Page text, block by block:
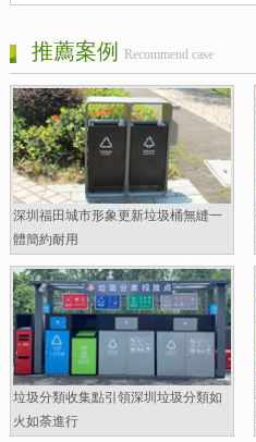
推薦案例 Recommend case
深圳福田城市形象更新垃圾桶無縫一
體簡約耐用
垃圾分類收集點引領深圳垃圾分類如
火如荼進行